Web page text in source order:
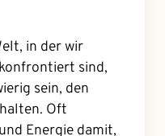
in der wir
sind,
sein, den
Oft
Energie damit,